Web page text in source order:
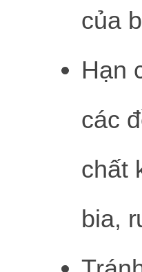
của
Hạn
các
chất
bia,